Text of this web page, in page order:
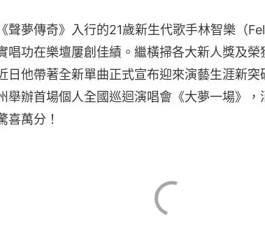
聲夢傳奇》入行的21歲新生代歌手林智樂（
唱功在樂壇屢創佳績。繼橫掃各大新人獎及榮
日他帶著全新單曲正式宣布迎來演藝生涯新
舉辦首場個人全國巡迴演唱會《大夢一場》
喜萬分！